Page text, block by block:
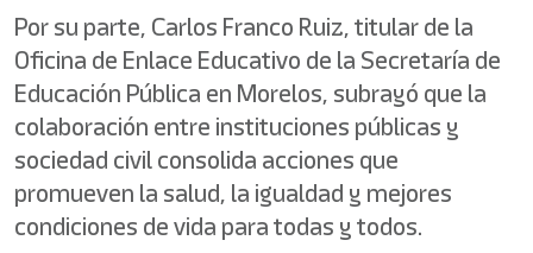
Por su parte, Carlos Franco Ruiz, titular de la
Oficina de Enlace Educativo de la Secretaría de
Educación Pública en Morelos, subrayó que la
colaboración entre instituciones públicas y
sociedad civil consolida acciones que
promueven la salud, la igualdad y mejores
condiciones de vida para todas y todos.